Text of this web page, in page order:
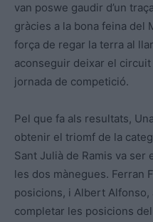
van poswe gaudir d’un
gràcies a la bona feina del
força de regar la terra al
aconseguir deixar el
jornada de competició.
Pel que fa als resultats,
obtenir el triomf de la
Sant Julià de Ramis va ser
les dos mànegues. Ferran
posicions, i Albert Alfonso,
completar les posicions